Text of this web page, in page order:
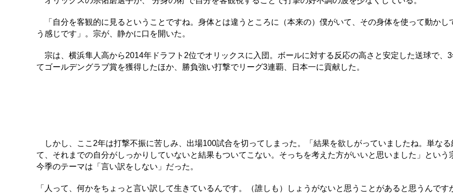
「自分を客観的に見るということですね。身体とは違うところに（本来の）僕がいて、その身体を使って動かし
う感じです」。宗が、静かに口を開いた。
宗は、横浜隼人高から2014年ドラフト2位でオリックスに入団。ボールに対する反応の高さと安定した送球で、
てゴールデングラブ賞を獲得したほか、勝負強い打撃でリーグ3連覇、日本一に貢献した。
しかし、ここ2年は打撃不振に苦しみ、出場100試合を切ってしまった。「結果を欲しがっていましたね。単なる
て、それまでの自分がしっかりしていないと結果もついてこない。そっちを考えた方がいいと思いました」という
今季のテーマは「言い訳をしない」だった。
「人って、何かをちょっと言い訳して生きているんです。（誰しも）しょうがないと思うことがあると思うんです